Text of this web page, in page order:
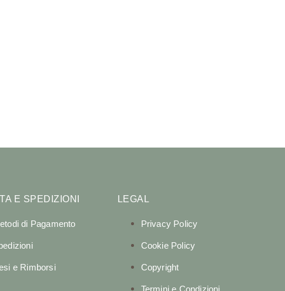
E SPEDIZIONI
di Pagamento
e Rimborsi
LEGAL
Privacy Policy
Cookie Policy
Copyright